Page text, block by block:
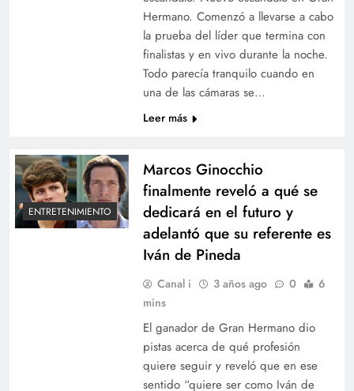
Hermano. Comenzó a llevarse a cabo
la prueba del líder que termina con
finalistas y en vivo durante la noche.
Todo parecía tranquilo cuando en
una de las cámaras se…
Leer más
ENTRETENIMIENTO
Marcos Ginocchio
finalmente reveló a qué se
dedicará en el futuro y
adelantó que su referente es
Iván de Pineda
Canal i 3 años ago 0
6
mins
El ganador de Gran Hermano dio
pistas acerca de qué profesión
quiere seguir y reveló que en ese
sentido “quiere ser como Iván de